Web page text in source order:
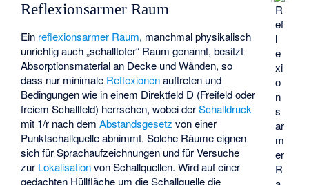
R
ef
l
e
xi
o
n
s
ar
m
er
R
Reflexionsarmer Raum
Ein reflexionsarmer Raum, manchmal physikalisch
unrichtig auch „schalltoter“ Raum genannt, besitzt
Absorptionsmaterial an Decke und Wänden, so
dass nur minimale Reflexionenauftreten und
Bedingungen wie in einem Direktfeld D (Freifeld oder
freiem Schallfeld) herrschen, wobei derSchalldruck
mit 1/r nach demAbstandsgesetz von einer
Punktschallquelle abnimmt. Solche Räume eignen
sich für Sprachaufzeichnungen und für Versuche
zur Lokalisationvon Schallquellen. Wird auf einer
gedachten Hüllfläche um die Schallquelle die